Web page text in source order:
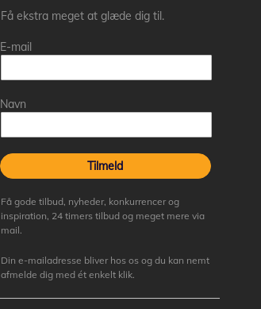
Få ekstra meget at glæde dig til.
E-mail
Navn
Tilmeld
Få gode tilbud, nyheder, konkurrencer og
inspiration, 24 timers tilbud og meget mere via
mail.
Din e-mailadresse bliver hos os og du kan nemt
afmelde dig med ét enkelt klik.